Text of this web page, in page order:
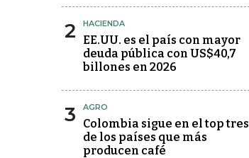
2 HACIENDA
EE.UU. es el país con mayor
deuda pública con US$40,7
billones en 2026
3 AGRO
Colombia sigue en el top tres
de los países que más
producen café